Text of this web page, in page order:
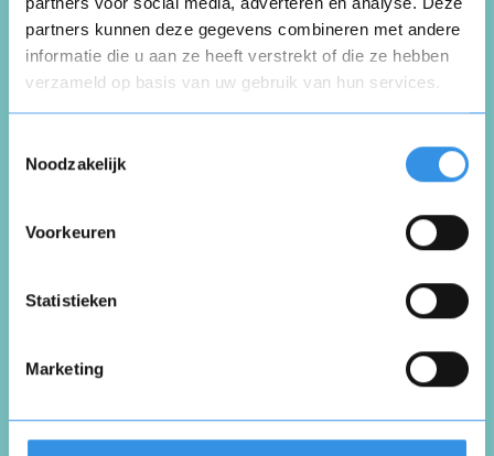
partners kunnen deze gegevens combineren met andere
informatie die u aan ze heeft verstrekt of die ze hebben
verzameld op basis van uw gebruik van hun services.
Noodzakelijk
Voorkeuren
Statistieken
Marketing
Beoordeel je ervaring *